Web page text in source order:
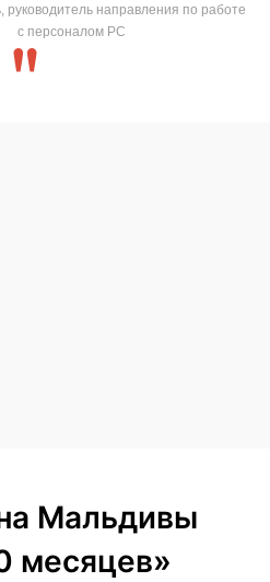
направления по работе
с персоналом РС
Мальдивы
месяцев»